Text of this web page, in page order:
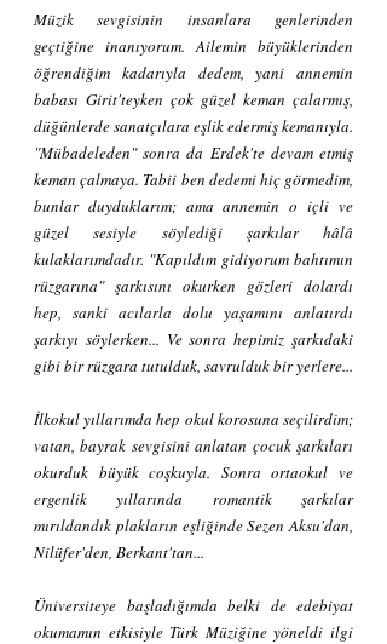
Müzik sevgisinin insanlara genlerinden
geçtiğine inanıyorum. Ailemin büyüklerinden
öğrendiğim kadarıyla dedem, yani annemin
babası Girit'teyken çok güzel keman çalarmış,
düğünlerde sanatçılara eşlik edermiş kemanıyla.
"Mübadeleden" sonra da Erdek'te devam etmiş
keman çalmaya. Tabii ben dedemi hiç görmedim,
bunlar duyduklarım; ama annemin o içli ve
güzel sesiyle söylediği şarkılar hâlâ
kulaklarımdadır. "Kapıldım gidiyorum bahtımın
rüzgarına" şarkısını okurken gözleri dolardı
hep, sanki acılarla dolu yaşamını anlatırdı
şarkıyı söylerken... Ve sonra hepimiz şarkıdaki
gibi bir rüzgara tutulduk, savrulduk bir yerlere...
İlkokul yıllarımda hep okul korosuna seçilirdim;
vatan, bayrak sevgisini anlatan çocuk şarkıları
okurduk büyük coşkuyla. Sonra ortaokul ve
ergenlik yıllarında romantik şarkılar
mırıldandık plakların eşliğinde Sezen Aksu'dan,
Nilüfer'den, Berkant'tan...
Üniversiteye başladığımda belki de edebiyat
okumamın etkisiyle Türk Müziğine yöneldi ilgi